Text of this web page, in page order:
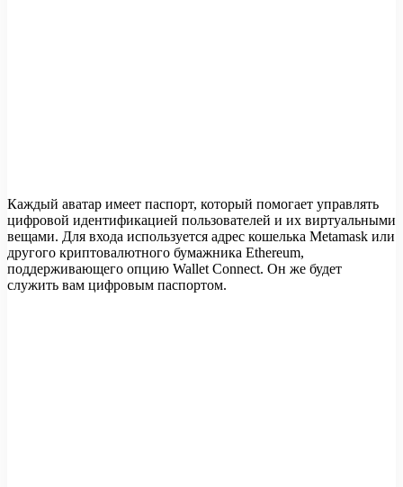
Каждый аватар имеет паспорт, который помогает управлять
цифровой идентификацией пользователей и их виртуальными
вещами. Для входа используется адрес кошелька Metamask или
другого криптовалютного бумажника Ethereum,
поддерживающего опцию Wallet Connect. Он же будет
служить вам цифровым паспортом.